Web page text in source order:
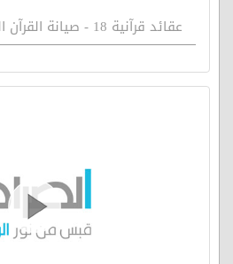
عقائد قرآنية 18 - صيانة القرآن الكريم من التحريف